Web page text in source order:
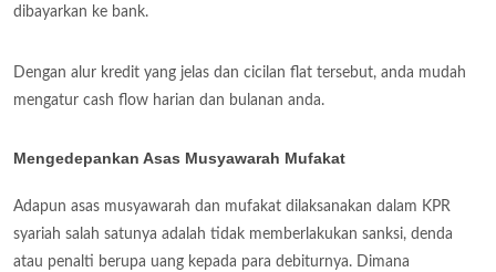
dibayarkan ke bank.
Dengan alur kredit yang jelas dan cicilan flat tersebut, anda mudah
mengatur cash flow harian dan bulanan anda.
Mengedepankan Asas Musyawarah Mufakat
Adapun asas musyawarah dan mufakat dilaksanakan dalam KPR
syariah salah satunya adalah tidak memberlakukan sanksi, denda
atau penalti berupa uang kepada para debiturnya. Dimana